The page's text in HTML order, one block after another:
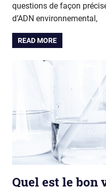
questions de façon
d’ADN environnemental,
READ MORE
Quel est le bon